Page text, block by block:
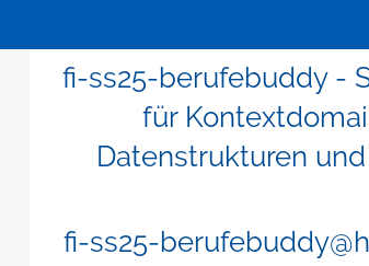
fi-ss25-berufebuddy -
für
Datenstrukturen
fi-ss25-